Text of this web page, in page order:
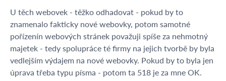
U těch webovek - těžko odhadovat - pokud by to
znamenalo fakticky nové webovky, potom samotné
pořízenín webových stránek považuji spíše za nehmotný
majetek - tedy spolupráce té firmy na jejich tvorbě by byla
vedlejším výdajem na nové webovky. Pokud by to byla jen
úprava třeba typu písma - potom ta 518 je za mne OK.